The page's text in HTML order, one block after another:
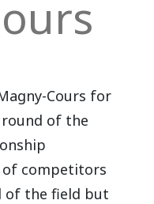
Cours for
of the
of competitors
of the field but